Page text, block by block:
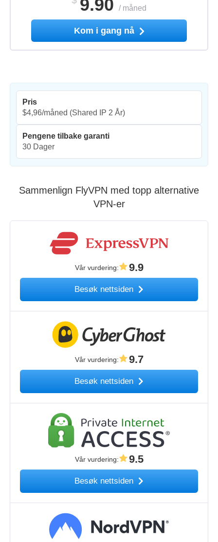
9.90 / måned
Kom i gang nå
Pris
$4,96/måned (Shared IP 2 År)
Pengene tilbake garanti
30 Dager
Sammenlign FlyVPN med topp alternative
VPN-er
Vår vurdering: 9.9
Besøk nettsiden
Vår vurdering: 9.7
Besøk nettsiden
Vår vurdering: 9.5
Besøk nettsiden